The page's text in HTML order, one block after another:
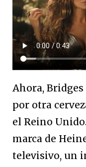
Ahora,
por otra
el Reino
marca de
televisivo, un